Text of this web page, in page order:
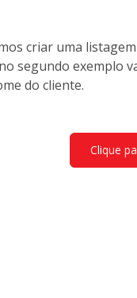
criar uma
segundo exemplo
do cliente.
Clique